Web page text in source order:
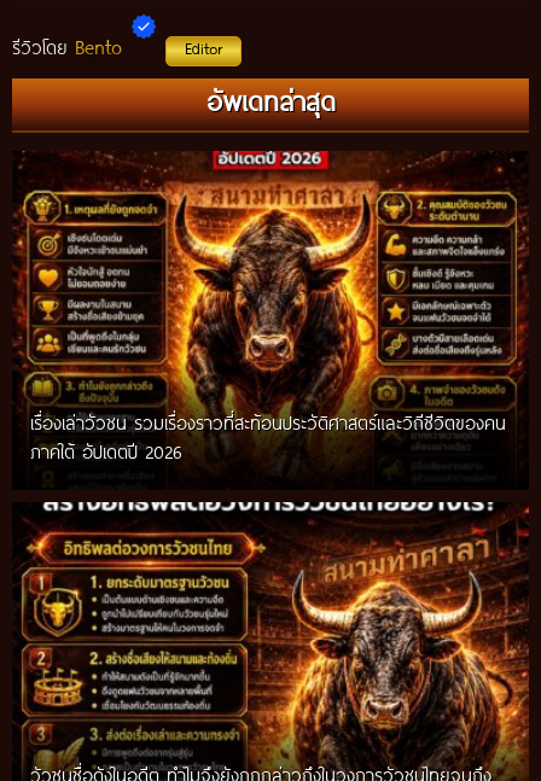
รีวิวโดย Bento Editor
อัพเดทล่าสุด
เรื่องเล่าวัวชน รวมเรื่องราวที่สะท้อนประวัติศาสตร์และวิถีชีวิตของคน
ภาคใต้ อัปเดตปี 2026
วัวชนชื่อดังในอดีต ทำไมจึงยังถูกกล่าวถึงในวงการวัวชนไทยจนถึง